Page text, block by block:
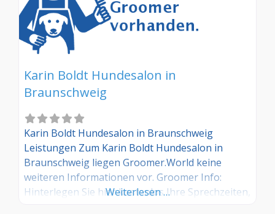
Karin Boldt Hundesalon in
Braunschweig
Karin Boldt Hundesalon in Braunschweig
Leistungen Zum Karin Boldt Hundesalon in
Braunschweig liegen Groomer.World keine
weiteren Informationen vor. Groomer Info:
Hinterlegen Sie hier kostenlos Ihre Sprechzeiten,
Weiterlesen …